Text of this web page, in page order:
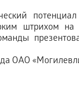
штрихом на
ОАО